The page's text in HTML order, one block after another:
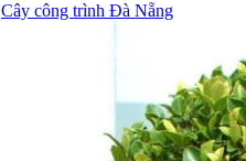
Cây công trình Đà Nẵng